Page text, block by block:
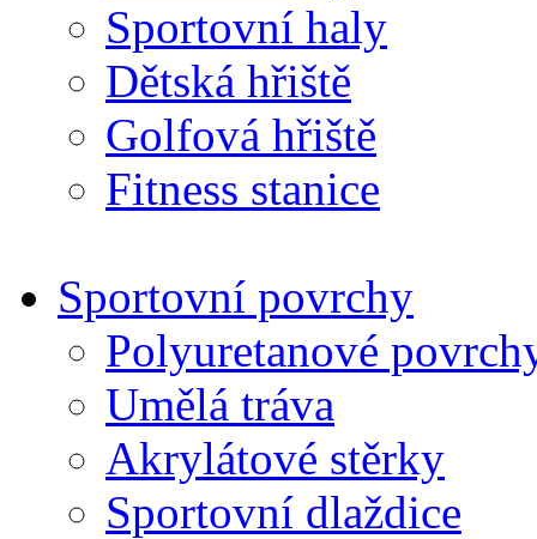
Sportovní haly
Dětská hřiště
Golfová hřiště
Fitness stanice
Sportovní povrchy
Polyuretanové
Umělá tráva
Akrylátové stěrky
Sportovní dlaždice